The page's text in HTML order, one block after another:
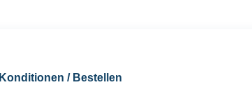
Konditionen / Bestellen